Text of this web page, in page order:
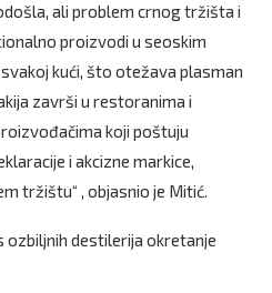
ali problem crnog tržišta i
proizvodi u seoskim
kući, što otežava plasman
završi u restoranima i
koji poštuju
i akcizne markice,
tržištu“ , objasnio je Mitić.
ozbiljnih destilerija okretanje